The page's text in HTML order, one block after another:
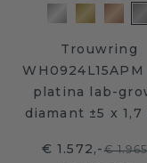
Trouwring
WH0924L15APM
platina lab-
diamant ±5 x 1,7
€ 1.572,-€